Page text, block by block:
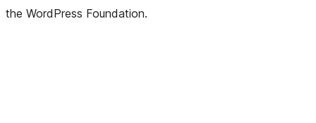
the WordPress Foundation.